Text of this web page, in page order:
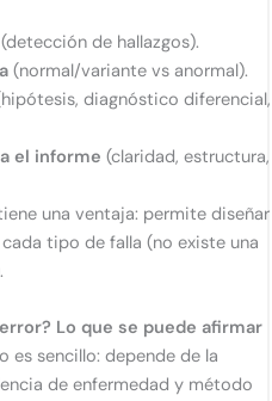
(detección de hallazgos).
(normal/variante vs anormal).
diagnóstico diferencial,
el informe (claridad, estructura,
una ventaja: permite diseñar
tipo de falla (no existe una
Lo que se puede afirmar
es sencillo: depende de la
de enfermedad y método